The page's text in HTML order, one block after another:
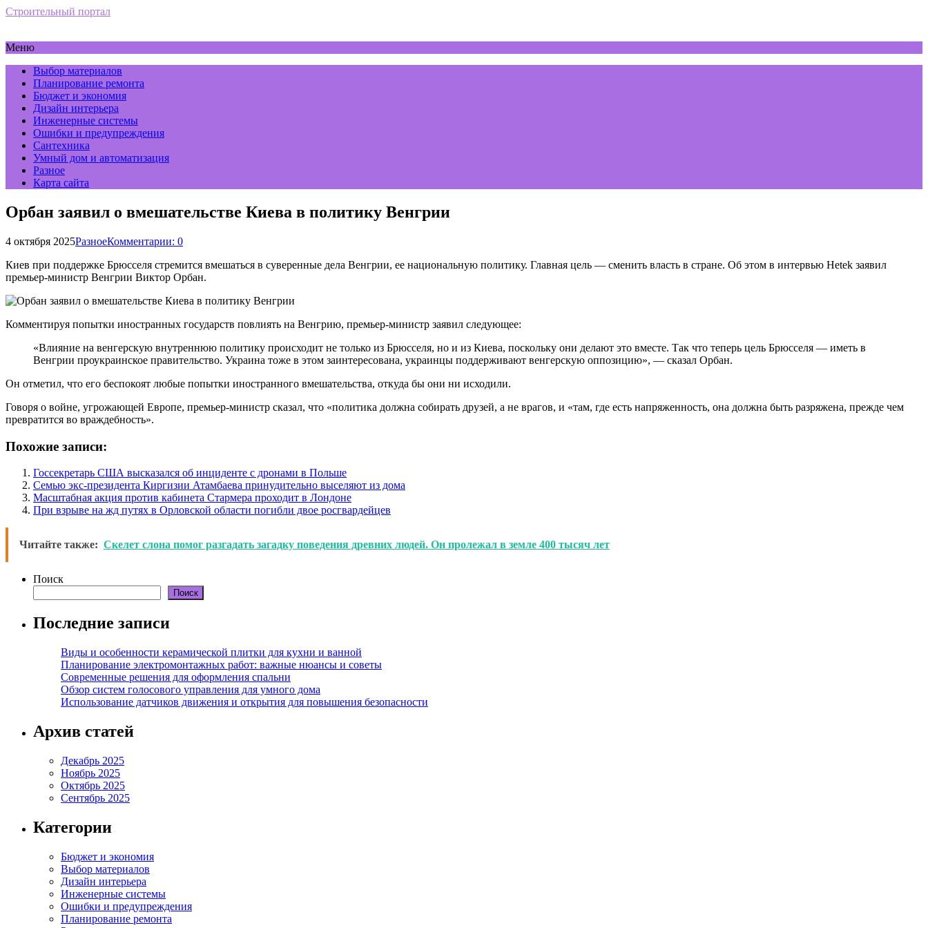
Строительный портал
Меню
Выбор материалов
Планирование ремонта
Бюджет и экономия
Дизайн интерьера
Инженерные системы
Ошибки и предупреждения
Сантехника
Умный дом и автоматизация
Разное
Карта сайта
Орбан заявил о вмешательстве Киева в политику Венгрии
4 октября 2025РазноеКомментарии: 0
Киев при поддержке Брюсселя стремится вмешаться в суверенные дела Венгрии, ее национальную политику. Главная цель — сменить власть в стране. Об этом в интервью Hetek заявил
премьер-министр Венгрии Виктор Орбан.
Комментируя попытки иностранных государств повлиять на Венгрию, премьер-министр заявил следующее:
«Влияние на венгерскую внутреннюю политику происходит не только из Брюсселя, но и из Киева, поскольку они делают это вместе. Так что теперь цель Брюсселя — иметь в
Венгрии проукраинское правительство. Украина тоже в этом заинтересована, украинцы поддерживают венгерскую оппозицию», — сказал Орбан.
Он отметил, что его беспокоят любые попытки иностранного вмешательства, откуда бы они ни исходили.
Говоря о войне, угрожающей Европе, премьер-министр сказал, что «политика должна собирать друзей, а не врагов, и «там, где есть напряженность, она должна быть разряжена, прежде чем
превратится во враждебность».
Похожие записи:
Госсекретарь США высказался об инциденте с дронами в Польше
Семью экс-президента Киргизии Атамбаева принудительно выселяют из дома
Масштабная акция против кабинета Стармера проходит в Лондоне
При взрыве на жд путях в Орловской области погибли двое росгвардейцев
Читайте также: Скелет слона помог разгадать загадку поведения древних людей. Он пролежал в земле 400 тысяч лет
Поиск
Поиск
Последние записи
Виды и особенности керамической плитки для кухни и ванной
Планирование электромонтажных работ: важные нюансы и советы
Современные решения для оформления спальни
Обзор систем голосового управления для умного дома
Использование датчиков движения и открытия для повышения безопасности
Архив статей
Декабрь 2025
Ноябрь 2025
Октябрь 2025
Сентябрь 2025
Категории
Бюджет и экономия
Выбор материалов
Дизайн интерьера
Инженерные системы
Ошибки и предупреждения
Планирование ремонта